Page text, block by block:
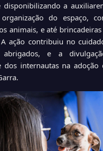
disponibilizando a
do espaço,
animais, e até
ação contribuiu no
abrigados, e a
dos internautas na